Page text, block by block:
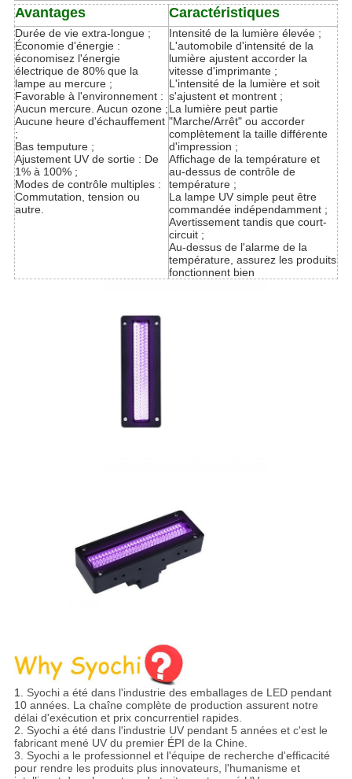
Avantages Caractéristiques
Durée de vie extra-longue ;
Économie d'énergie :
économisez l'énergie
électrique de 80% que la
lampe au mercure ;
Favorable à l'environnement :
Aucun mercure. Aucun ozone ;
Aucune heure d'échauffement
;
Bas temputure ;
Ajustement UV de sortie : De
1% à 100% ;
Modes de contrôle multiples :
Commutation, tension ou
autre.
Intensité de la lumière élevée ;
L'automobile d'intensité de la
lumière ajustent accorder la
vitesse d'imprimante ;
L'intensité de la lumière et soit
s'ajustent et montrent ;
La lumière peut partie
"Marche/Arrêt" ou accorder
complètement la taille différente
d'impression ;
Affichage de la température et
au-dessus de contrôle de
température ;
La lampe UV simple peut être
commandée indépendamment ;
Avertissement tandis que court-
circuit ;
Au-dessus de l'alarme de la
température, assurez les produits
fonctionnent bien
1. Syochi a été dans l'industrie des emballages de LED pendant
10 années. La chaîne complète de production assurent notre
délai d'exécution et prix concurrentiel rapides.
2. Syochi a été dans l'industrie UV pendant 5 années et c'est le
fabricant mené UV du premier ÉPI de la Chine.
3. Syochi a le professionnel et l'équipe de recherche d'efficacité
pour rendre les produits plus innovateurs, l'humanisme et